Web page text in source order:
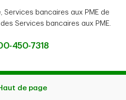
Services bancaires aux PME de
Services bancaires aux PME.
450-7318
de page